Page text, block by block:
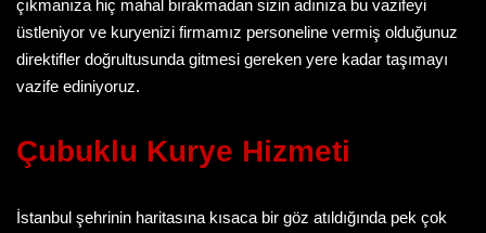
çıkmanıza hiç mahal bırakmadan sizin adınıza bu vazifeyi
üstleniyor ve kuryenizi firmamız personeline vermiş olduğunuz
direktifler doğrultusunda gitmesi gereken yere kadar taşımayı
vazife ediniyoruz.
Çubuklu Kurye Hizmeti
İstanbul şehrinin haritasına kısaca bir göz atıldığında pek çok